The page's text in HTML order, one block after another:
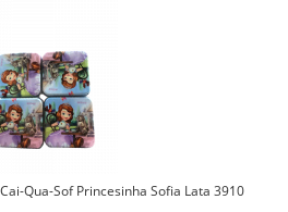
Qua-Sof Princesinha Sofia Lata 3910